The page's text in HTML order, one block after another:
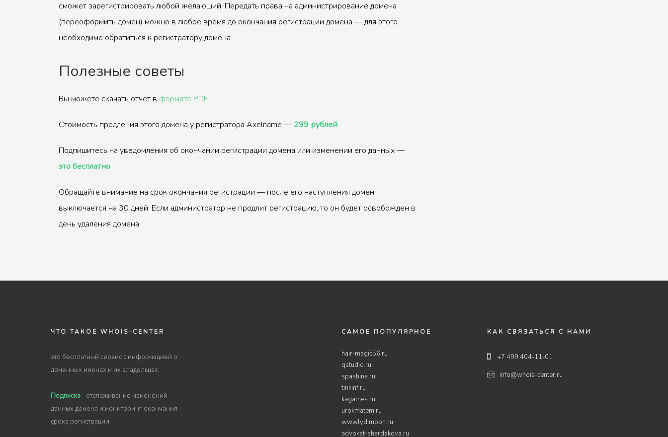
сможет зарегистрировать любой желающий. Передать права на администрирование домена
(переоформить домен) можно в любое время до окончания регистрации домена — для этого
необходимо обратиться к регистратору домена.
Полезные советы
Вы можете скачать отчет в формате PDF
Стоимость продления этого домена у регистратора Axelname — 299 рублей
Подпишитесь на уведомления об окончании регистрации домена или изменении его данных —
это бесплатно
Обращайте внимание на срок окончания регистрации — после его наступления домен
выключается на 30 дней. Если администратор не продлит регистрацию, то он будет освобожден в
день удаления домена.
ЧТО ТАКОЕ WHOIS-CENTER
это бесплатный сервис с информацией о
доменных именах и их владельцах.
Подписка - отслеживание изменений
данных домена и мониторинг окончания
срока регистрации.
САМОЕ ПОПУЛЯРНОЕ
hair-magic56.ru
qstudio.ru
spashina.ru
tinkinf.ru
kagames.ru
urokmatem.ru
wwwlydimoon.ru
advokat-shardakova.ru
КАК СВЯЗАТЬСЯ С НАМИ
+7 499 404-11-01
info@whois-center.ru